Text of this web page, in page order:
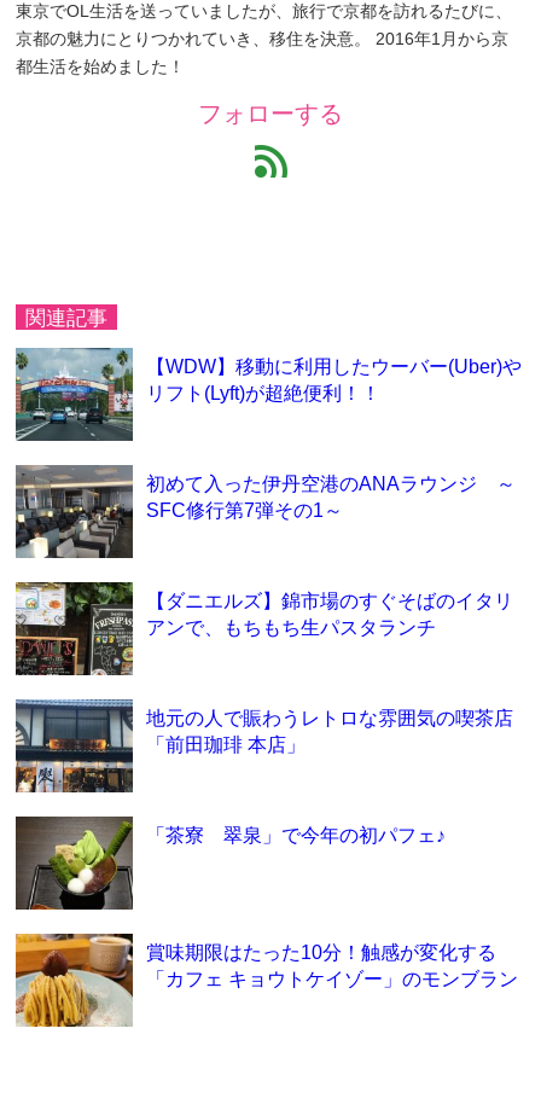
東京でOL生活を送っていましたが、旅行で京都を訪れるたびに、
京都の魅力にとりつかれていき、移住を決意。 2016年1月から京
都生活を始めました！
フォローする
feed
関連記事
【WDW】移動に利用したウーバー(Uber)や
リフト(Lyft)が超絶便利！！
初めて入った伊丹空港のANAラウンジ ～
SFC修行第7弾その1～
【ダニエルズ】錦市場のすぐそばのイタリ
アンで、もちもち生パスタランチ
地元の人で賑わうレトロな雰囲気の喫茶店
「前田珈琲 本店」
「茶寮 翠泉」で今年の初パフェ♪
賞味期限はたった10分！触感が変化する
「カフェ キョウトケイゾー」のモンブラン